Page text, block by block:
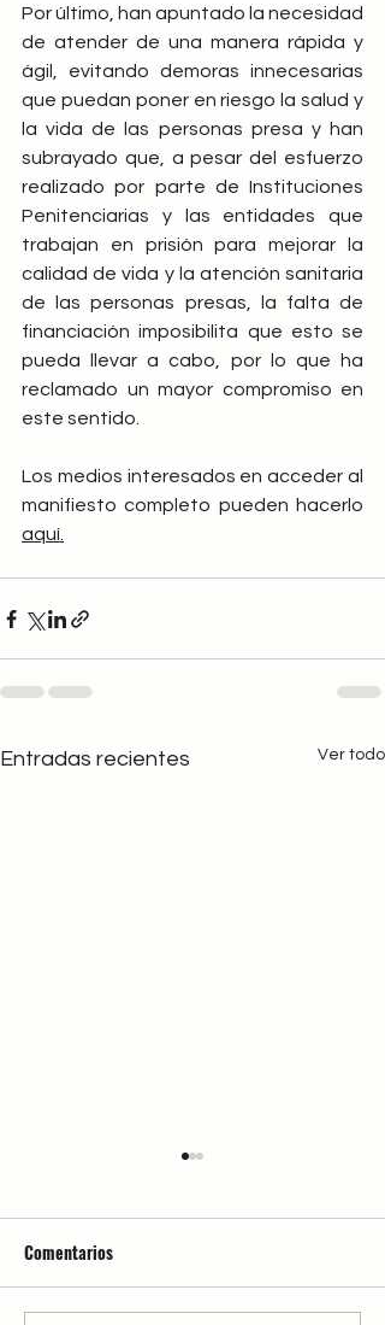
Por último, han apuntado la necesidad
de atender de una manera rápida y
ágil, evitando demoras innecesarias
que puedan poner en riesgo la salud y
la vida de las personas presa y han
subrayado que, a pesar del esfuerzo
realizado por parte de Instituciones
Penitenciarias y las entidades que
trabajan en prisión para mejorar la
calidad de vida y la atención sanitaria
de las personas presas, la falta de
financiación imposibilita que esto se
pueda llevar a cabo, por lo que ha
reclamado un mayor compromiso en
este sentido.
Los medios interesados en acceder al
aquí.
Entradas recientes Ver todo
Comentarios